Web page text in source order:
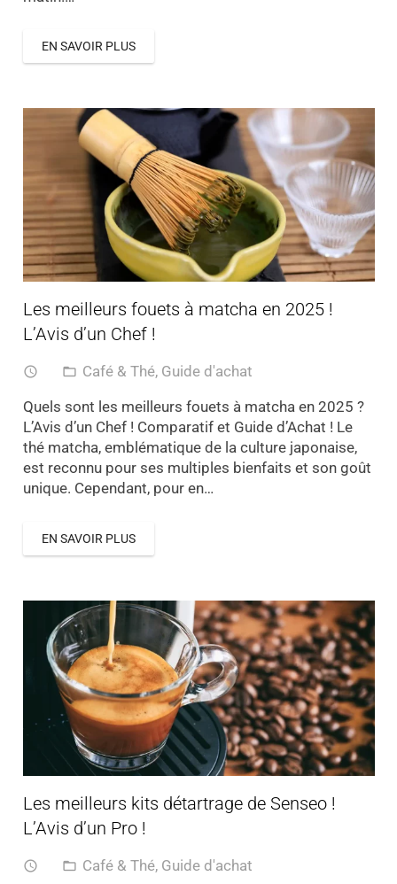
EN SAVOIR PLUS
Les meilleurs fouets à matcha en 2025 !
L’Avis d’un Chef !
access_time folder_open Café & Thé, Guide d'achat
Quels sont les meilleurs fouets à matcha en 2025 ?
L’Avis d’un Chef ! Comparatif et Guide d’Achat ! Le
thé matcha, emblématique de la culture japonaise,
est reconnu pour ses multiples bienfaits et son goût
unique. Cependant, pour en…
EN SAVOIR PLUS
Les meilleurs kits détartrage de Senseo !
L’Avis d’un Pro !
access_time folder_open Café & Thé, Guide d'achat